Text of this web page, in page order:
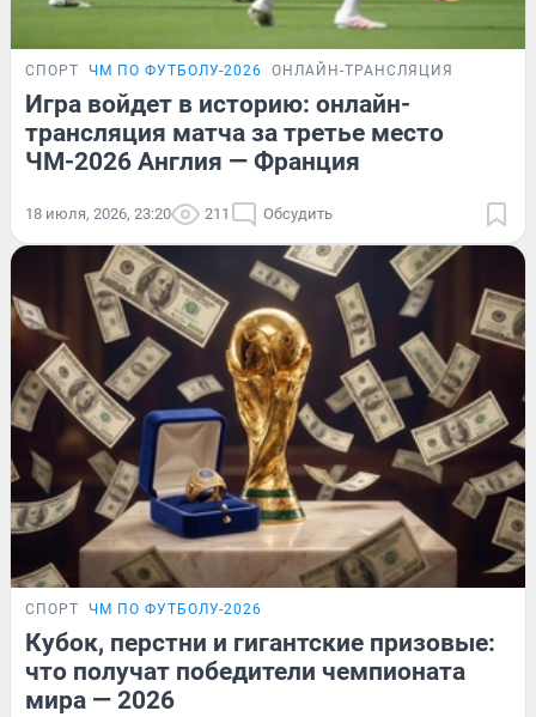
СПОРТ ЧМ ПО ФУТБОЛУ-2026 ОНЛАЙН-ТРАНСЛЯЦИЯ
Игра войдет в историю: онлайн-
трансляция матча за третье место
ЧМ-2026 Англия — Франция
18 июля, 2026, 23:20 211 Обсудить
СПОРТ ЧМ ПО ФУТБОЛУ-2026
Кубок, перстни и гигантские призовые:
что получат победители чемпионата
мира — 2026